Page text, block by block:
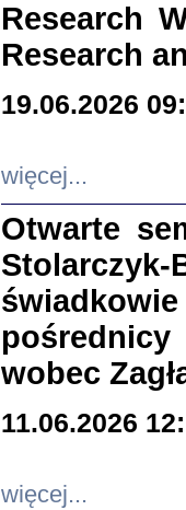
Research
Research
19.06.2026
więcej...
Otwarte
wobec
11.06.2026
więcej...